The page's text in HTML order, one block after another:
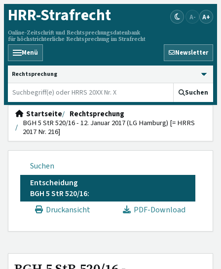
HRR-Strafrecht
Online-Zeitschrift und Rechtsprechungsdatenbank
für höchstrichterliche Rechtsprechung im Strafrecht
A- A+
Menü Newsletter
HRRS durchsuchen
Suchen
Startseite
Rechtsprechung
BGH 5 StR 520/16 - 12. Januar 2017 (LG Hamburg) [= HRRS
2017 Nr. 216]
Suchen
Entscheidung
BGH 5 StR 520/16:
Druckansicht
PDF-Download